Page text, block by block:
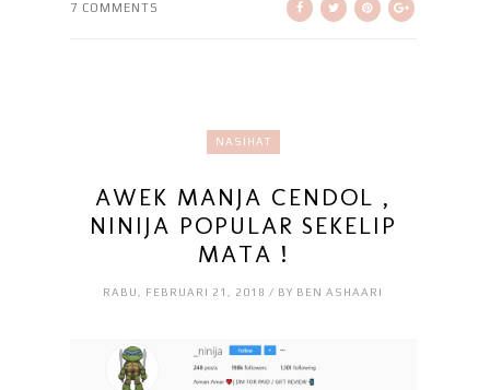
7 COMMENTS
NASIHAT
AWEK MANJA CENDOL ,
NINIJA POPULAR SEKELIP
MATA !
RABU, FEBRUARI 21, 2018 / BY BEN ASHAARI